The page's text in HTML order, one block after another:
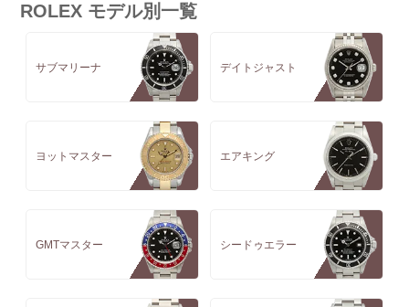
ROLEX モデル別一覧
サブマリーナ デイトジャスト
ヨットマスター エアキング
GMTマスター シードゥエラー